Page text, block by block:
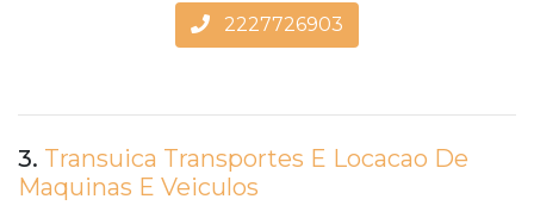
2227726903
3. Transuica Transportes E Locacao De
Maquinas E Veiculos